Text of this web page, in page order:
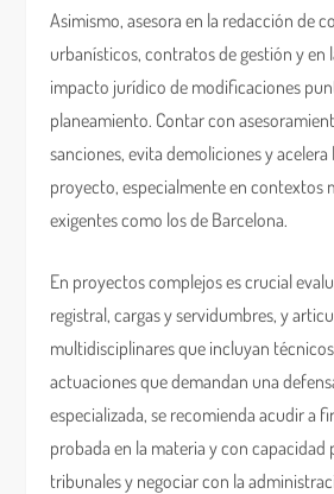
Asimismo, asesora en la redacción de
urbanísticos, contratos de gestión y en
impacto jurídico de modificaciones
planeamiento. Contar con
sanciones, evita demoliciones y
proyecto, especialmente en contextos
exigentes como los de Barcelona.
En proyectos complejos es crucial
registral, cargas y servidumbres, y
multidisciplinares que incluyan
actuaciones que demandan una
especializada, se recomienda acudir a
probada en la materia y con capacidad
tribunales y negociar con la